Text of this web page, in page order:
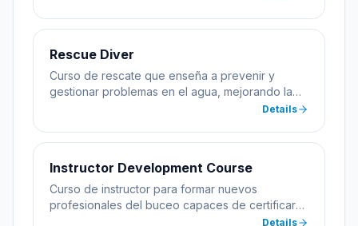
Rescue Diver
Curso de rescate que enseña a prevenir y
gestionar problemas en el agua, mejorando la
Details
Instructor Development Course
Curso de instructor para formar nuevos
profesionales del buceo capaces de certificar
Details